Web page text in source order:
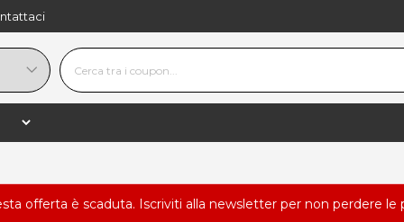
offerta è scaduta. Iscriviti alla newsletter per non perdere le